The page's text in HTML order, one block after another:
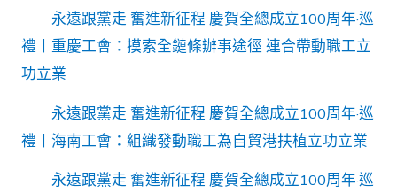
永遠跟黨走 奮進新征程 慶賀全總成立100周年·巡
禮丨重慶工會：摸索全鏈條辦事途徑 連合帶動職工立
功立業
永遠跟黨走 奮進新征程 慶賀全總成立100周年·巡
禮丨海南工會：組織發動職工為自貿港扶植立功立業
永遠跟黨走 奮進新征程 慶賀全總成立100周年·巡